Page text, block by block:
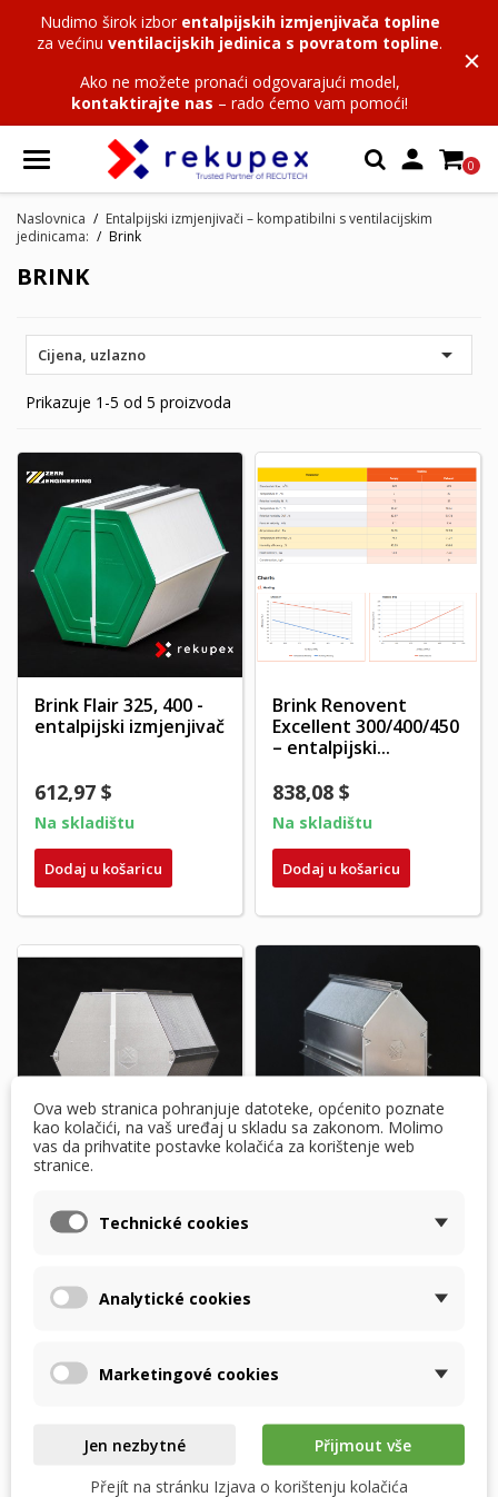
Nudimo širok izbor entalpijskih izmjenjivača topline
za većinu ventilacijskih jedinica s povratom topline.
Ako ne možete pronaći odgovarajući model,
kontaktirajte nas – rado ćemo vam pomoći!
 0
Naslovnica
Entalpijski izmjenjivači – kompatibilni s ventilacijskim
jedinicama:
Brink
BRINK
Cijena, uzlazno 
Prikazuje 1-5 od 5 proizvoda
Brink Flair 325, 400 -
entalpijski izmjenjivač
612,97 $
Na skladištu
Dodaj u košaricu
Brink Renovent
Excellent 300/400/450
– entalpijski...
838,08 $
Na skladištu
Dodaj u košaricu
RECUTECH entalpijski
izmjenjivač
887,54 $
Dodaj u košaricu
Excellent 300/400/450
Ova web stranica pohranjuje datoteke, općenito poznate
kao kolačići, na vaš uređaj u skladu sa zakonom. Molimo
vas da prihvatite postavke kolačića za korištenje web
stranice.
Technické cookies
Analytické cookies
Marketingové cookies
Jen nezbytné
Přijmout vše
Přejít na stránku Izjava o korištenju kolačića